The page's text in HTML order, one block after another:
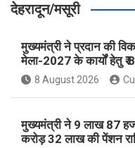
देहरादून/मसूरी
मुख्यमंत्री ने प्रदान की
मेला-2027 के कार्यों हेतु ₹
8 August 2026
मुख्यमंत्री ने 9 लाख 87
करोड़ 32 लाख की पेंशन